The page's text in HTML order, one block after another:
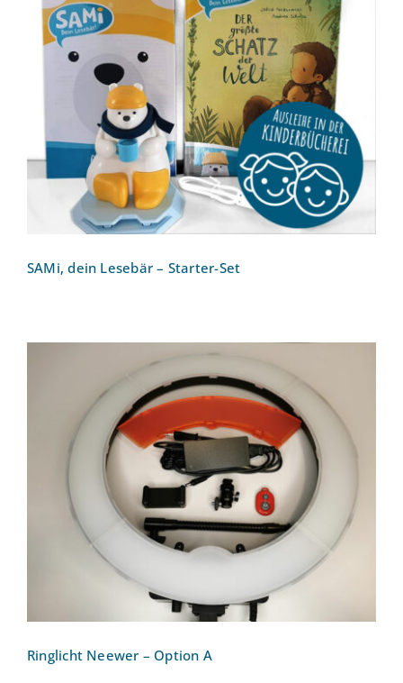
SAMi, dein Lesebär – Starter-Set
SAMi, dein Lesebär – Starter-Set
Ringlicht Neewer – Option A
Ringlicht Neewer – Option A